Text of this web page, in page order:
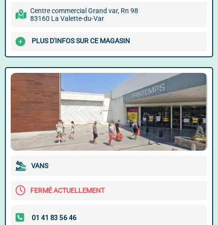
Centre commercial Grand var, Rn 98
83160 La Valette-du-Var
PLUS D'INFOS SUR CE MAGASIN
VANS
FERMÉ ACTUELLEMENT